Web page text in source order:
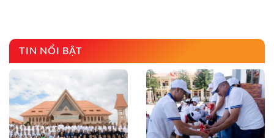
TIN NỔI BẬT